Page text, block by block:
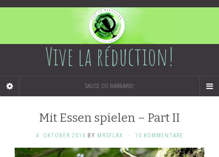
Vive la réduction!
SAUCE OU BARBARIE!
Mit Essen spielen – Part II
4. OKTOBER 2014 BY MRSFLAX · 10 KOMMENTARE